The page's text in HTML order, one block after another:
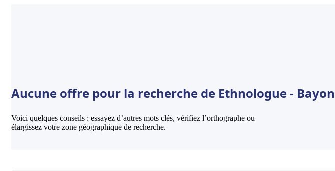
Aucune offre pour la recherche de Ethnologue -
Voici quelques conseils : essayez d’autres mots clés, vérifiez l’orthographe ou
élargissez votre zone géographique de recherche.